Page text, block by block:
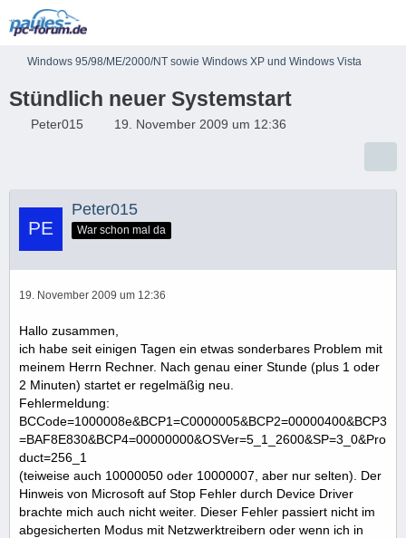
Windows 95/98/ME/2000/NT sowie Windows XP und Windows Vista
Stündlich neuer Systemstart
Peter015 19. November 2009 um 12:36
Peter015
War schon mal da
19. November 2009 um 12:36
Hallo zusammen,
ich habe seit einigen Tagen ein etwas sonderbares Problem mit
meinem Herrn Rechner. Nach genau einer Stunde (plus 1 oder
2 Minuten) startet er regelmäßig neu.
Fehlermeldung:
BCCode=1000008e&BCP1=C0000005&BCP2=00000400&BCP3
=BAF8E830&BCP4=00000000&OSVer=5_1_2600&SP=3_0&Pro
duct=256_1
(teiweise auch 10000050 oder 10000007, aber nur selten). Der
Hinweis von Microsoft auf Stop Fehler durch Device Driver
brachte mich auch nicht weiter. Dieser Fehler passiert nicht im
abgesicherten Modus mit Netzwerktreibern oder wenn ich in